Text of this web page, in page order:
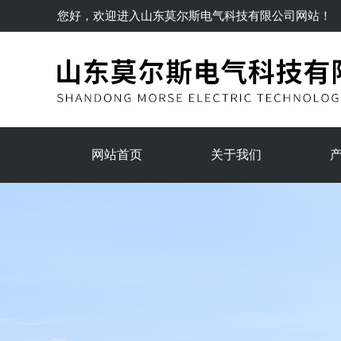
您好，欢迎进入 山东莫尔斯电气科技有限公司网站！
网站首页 关于我们